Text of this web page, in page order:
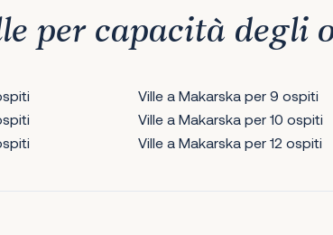
per capacità degli
Ville a Makarska per 9 ospiti
Ville a Makarska per 10 ospiti
Ville a Makarska per 12 ospiti